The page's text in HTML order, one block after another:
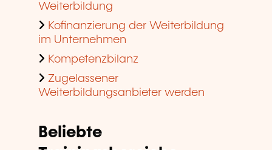
Weiterbildung
Kofinanzierung der Weiterbildung
im Unternehmen
Kompetenzbilanz
Zugelassener
Weiterbildungsanbieter werden
Beliebte